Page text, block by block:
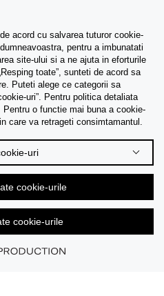
rezervate.
acord cu salvarea tuturor cookie-
pentru a imbunatati
site-ului si a ne ajuta in eforturile
toate”, sunteti de acord sa
Puteti alege ce categorii sa
uri”. Pentru politica detaliata
Pentru o functie mai buna a cookie-
care va retrageti consimtamantul.
uri
cookie-urile
cookie-urile